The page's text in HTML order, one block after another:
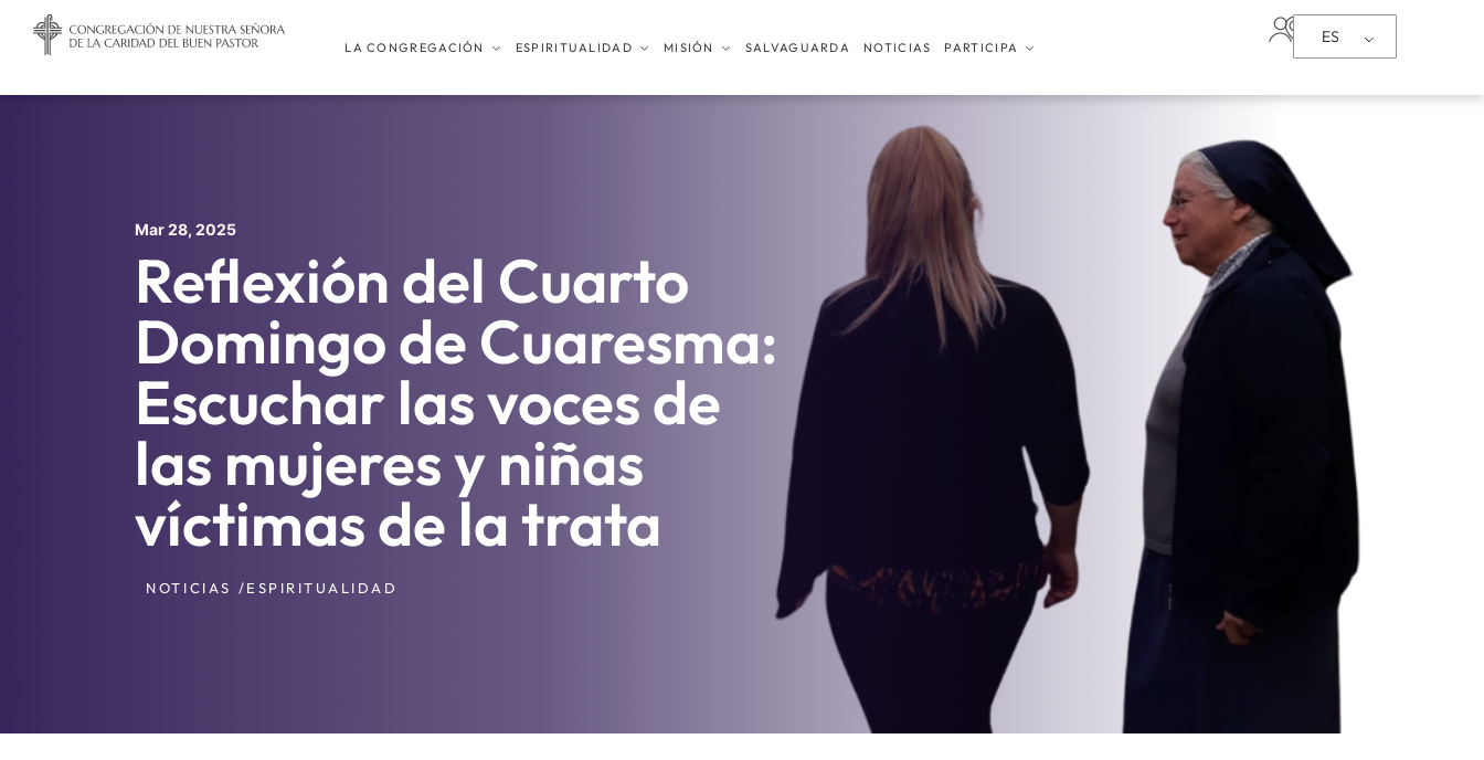
LA CONGREGACIÓN ESPIRITUALIDAD MISIÓN SALVAGUARDA NOTICIAS PARTICIPA
ES
Mar 28, 2025
Reflexión del Cuarto
Domingo de Cuaresma:
Escuchar las voces de
las mujeres y niñas
víctimas de la trata
NOTICIAS /ESPIRITUALIDAD